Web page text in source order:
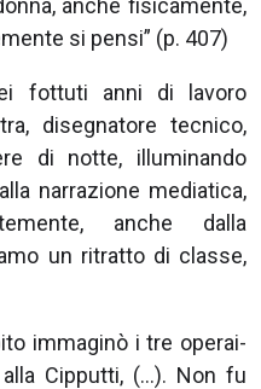
si pensi” (p. 407)
fottuti anni di lavoro
disegnatore tecnico,
di notte, illuminando
narrazione mediatica,
anche dalla
un ritratto di classe,
immaginò i tre operai-
Cipputti, (…). Non fu